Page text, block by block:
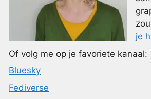
je
Of volg me op je favoriete kanaal:
Bluesky
Fediverse